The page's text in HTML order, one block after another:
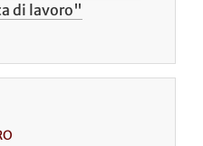
di lavoro"